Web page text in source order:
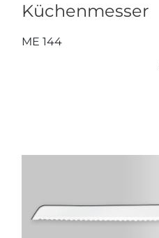
Küchenmesser
ME 144